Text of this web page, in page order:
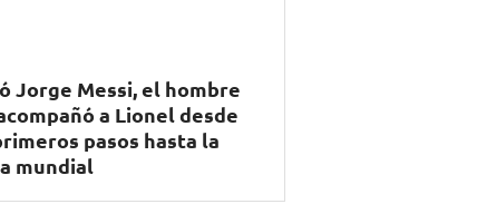
Jorge Messi, el hombre
a Lionel desde
pasos hasta la
mundial